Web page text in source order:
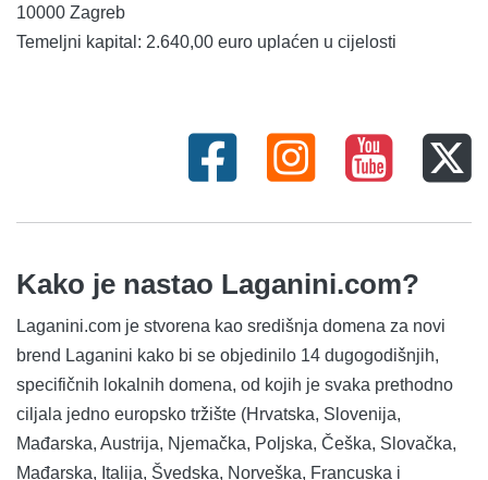
10000 Zagreb
Temeljni kapital: 2.640,00 euro uplaćen u cijelosti
Kako je nastao Laganini.com?
Laganini.com je stvorena kao središnja domena za novi
brend Laganini kako bi se objedinilo 14 dugogodišnjih,
specifičnih lokalnih domena, od kojih je svaka prethodno
ciljala jedno europsko tržište (Hrvatska, Slovenija,
Mađarska, Austrija, Njemačka, Poljska, Češka, Slovačka,
Mađarska, Italija, Švedska, Norveška, Francuska i